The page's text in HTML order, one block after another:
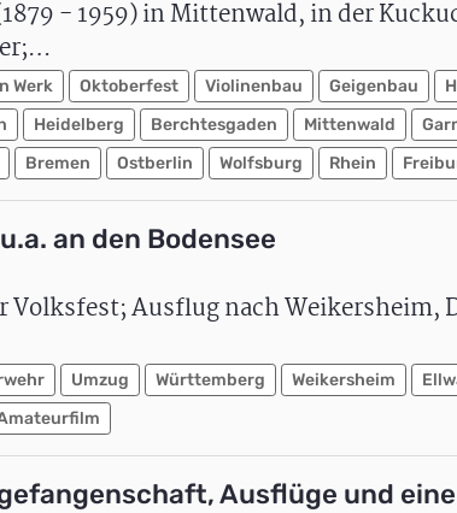
- 1959) in Mittenwald, in der
Werk Oktoberfest Violinenbau Geigenbau
Heidelberg Berchtesgaden Mittenwald
Bremen Ostberlin Wolfsburg Rhein
an den Bodensee
Volksfest; Ausflug nach Weikersheim,
Umzug Württemberg Weikersheim
Ausflüge und